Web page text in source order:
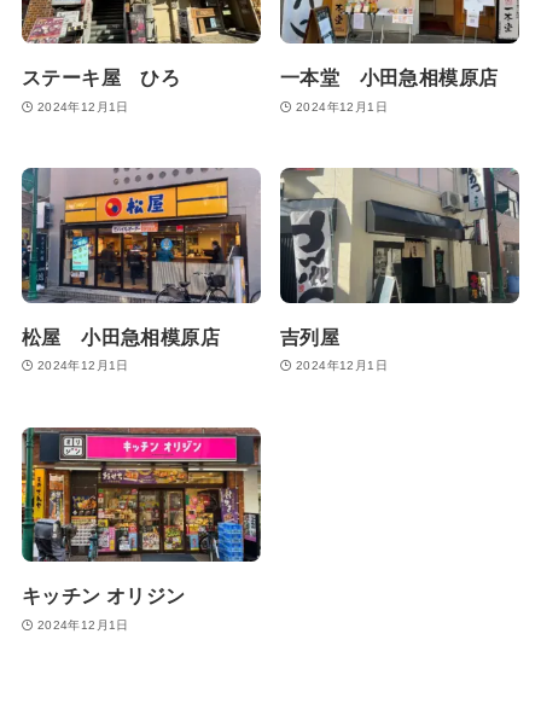
ステーキ屋 ひろ
2024年12月1日
一本堂 小田急相模原店
2024年12月1日
松屋 小田急相模原店
2024年12月1日
吉列屋
2024年12月1日
キッチン オリジン
2024年12月1日